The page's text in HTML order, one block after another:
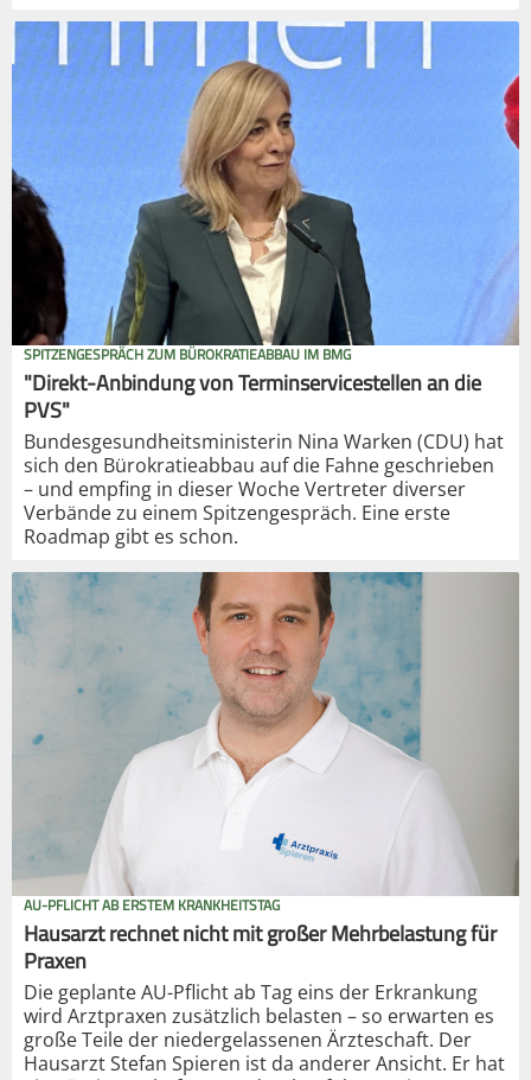
SPITZENGESPRÄCH ZUM BÜROKRATIEABBAU IM BMG
"Direkt-Anbindung von Terminservicestellen an die
PVS"
Bundesgesundheitsministerin Nina Warken (CDU) hat
sich den Bürokratieabbau auf die Fahne geschrieben
– und empfing in dieser Woche Vertreter diverser
Verbände zu einem Spitzengespräch. Eine erste
Roadmap gibt es schon.
AU-PFLICHT AB ERSTEM KRANKHEITSTAG
Hausarzt rechnet nicht mit großer Mehrbelastung für
Praxen
Die geplante AU-Pflicht ab Tag eins der Erkrankung
wird Arztpraxen zusätzlich belasten – so erwarten es
große Teile der niedergelassenen Ärzteschaft. Der
Hausarzt Stefan Spieren ist da anderer Ansicht. Er hat